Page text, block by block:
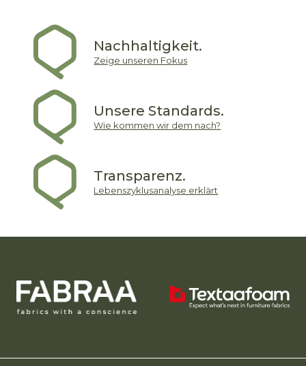
Nachhaltigkeit.
Zeige unseren Fokus
Unsere Standards.
Wie kommen wir dem nach?
Transparenz.
Lebenszyklusanalyse erklärt